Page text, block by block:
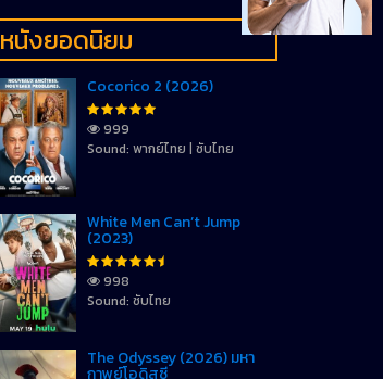
หนังยอดนิยม
Cocorico 2 (2026)
999
Sound: พากย์ไทย | ซับไทย
White Men Can’t Jump
(2023)
998
Sound: ซับไทย
The Odyssey (2026) มหา
กาพย์โอดิสซี